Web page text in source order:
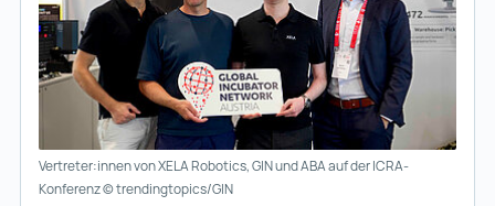
Vertreter:innen von XELA Robotics, GIN und ABA auf der ICRA-
Konferenz © trendingtopics/GIN